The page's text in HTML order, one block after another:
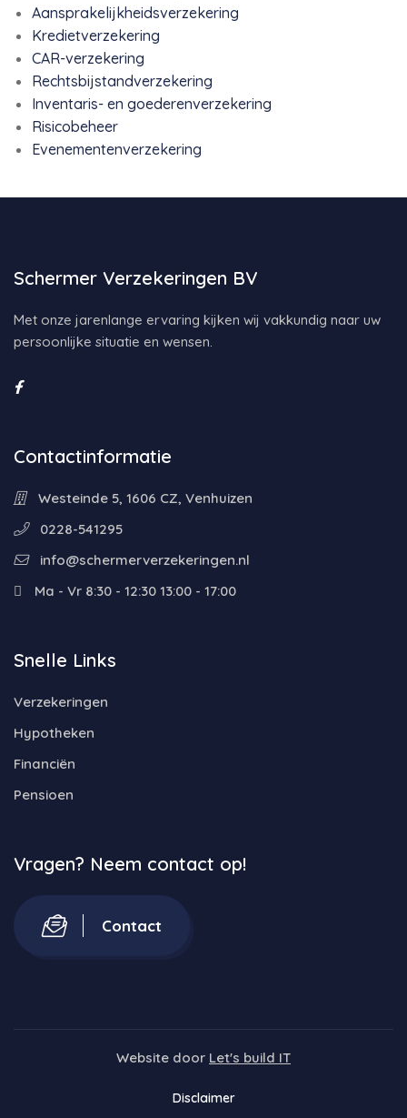
Aansprakelijkheidsverzekering
Kredietverzekering
CAR-verzekering
Rechtsbijstandverzekering
Inventaris- en goederenverzekering
Risicobeheer
Evenementenverzekering
Schermer Verzekeringen BV
Met onze jarenlange ervaring kijken wij vakkundig naar uw
persoonlijke situatie en wensen.
Contactinformatie
Westeinde 5, 1606 CZ, Venhuizen
0228-541295
info@schermerverzekeringen.nl
Ma - Vr 8:30 - 12:30 13:00 - 17:00
Snelle Links
Verzekeringen
Hypotheken
Financiën
Pensioen
Vragen? Neem contact op!
Contact
Website door Let's build IT
Disclaimer